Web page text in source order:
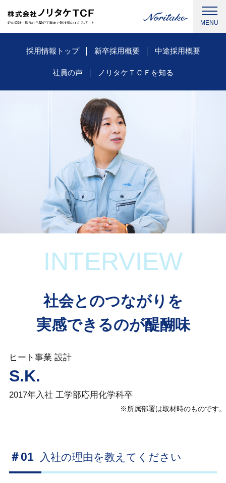
採用情報トップ 新卒採用概要 中途採用概要
社員の声 ノリタケＴＣＦを知る
INTERVIEW
社会とのつながりを
実感できるのが醍醐味
ヒート事業 設計
S.K.
2017年入社 工学部応用化学科卒
※所属部署は取材時のものです。
＃01 入社の理由を教えてください